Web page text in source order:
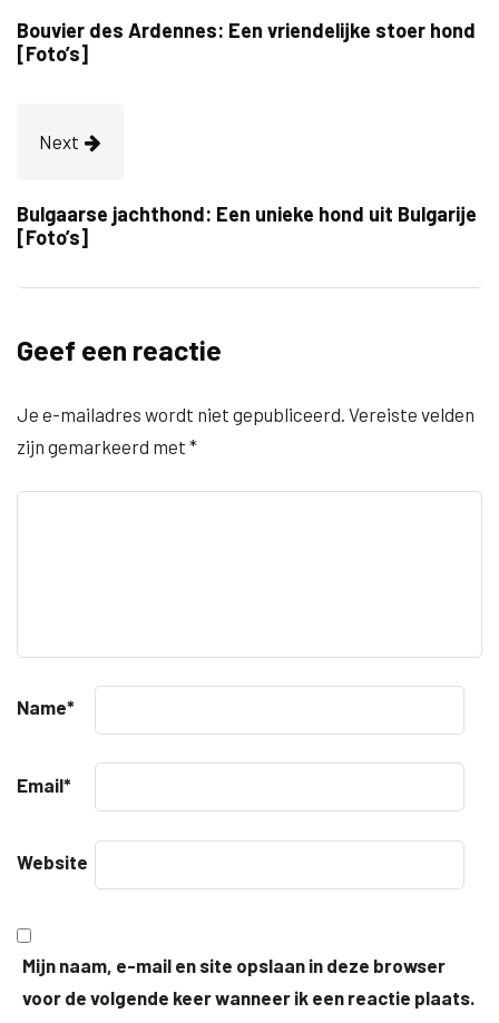
Bouvier des Ardennes: Een vriendelijke stoer hond
[Foto’s]
Next
Bulgaarse jachthond: Een unieke hond uit Bulgarije
[Foto’s]
Geef een reactie
Je e-mailadres wordt niet gepubliceerd. Vereiste velden
zijn gemarkeerd met *
Name*
Email*
Website
Mijn naam, e-mail en site opslaan in deze browser
voor de volgende keer wanneer ik een reactie plaats.